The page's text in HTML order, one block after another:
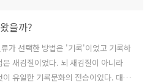
을까?
가 선택한 방법은 '기록'이었고 기록하
새김질이었다. 뇌 새김질이 아니라
유일한 기록문화의 전승이었다. 대표